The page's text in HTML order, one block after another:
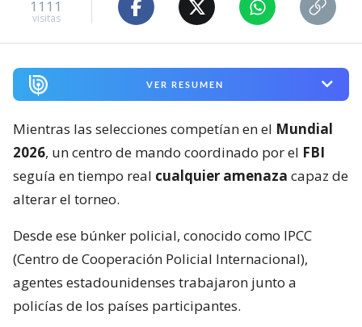
1111
visitas
VER RESUMEN
Mientras las selecciones competían en el Mundial
2026, un centro de mando coordinado por el FBI
seguía en tiempo real cualquier amenaza capaz de
alterar el torneo.
Desde ese búnker policial, conocido como IPCC
(Centro de Cooperación Policial Internacional),
agentes estadounidenses trabajaron junto a
policías de los países participantes.